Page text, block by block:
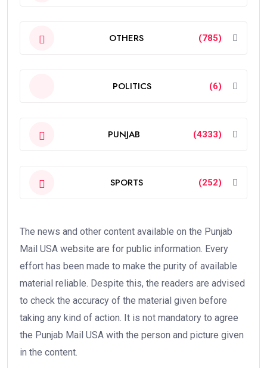
OTHERS (785)
POLITICS (6)
PUNJAB (4333)
SPORTS (252)
The news and other content available on the Punjab
Mail USA website are for public information. Every
effort has been made to make the purity of available
material reliable. Despite this, the readers are advised
to check the accuracy of the material given before
taking any kind of action. It is not mandatory to agree
the Punjab Mail USA with the person and picture given
in the content.